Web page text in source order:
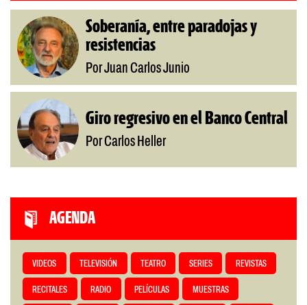
Soberanía, entre paradojas y
resistencias
Por Juan Carlos Junio
Giro regresivo en el Banco Central
Por Carlos Heller
AGENDA
VIDEOS TELEVISIÓN TEATRO SERIES REVISTAS
RECITALES RADIO PELÍCULAS MUESTRAS